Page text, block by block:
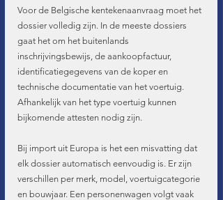
Voor de Belgische kentekenaanvraag moet het
dossier volledig zijn. In de meeste dossiers
gaat het om het buitenlands
inschrijvingsbewijs, de aankoopfactuur,
identificatiegegevens van de koper en
technische documentatie van het voertuig.
Afhankelijk van het type voertuig kunnen
bijkomende attesten nodig zijn.
Bij import uit Europa is het een misvatting dat
elk dossier automatisch eenvoudig is. Er zijn
verschillen per merk, model, voertuigcategorie
en bouwjaar. Een personenwagen volgt vaak